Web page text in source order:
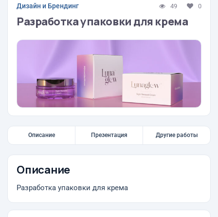
Дизайн и Брендинг 49 0
Разработка упаковки для крема
Описание Презентация Другие работы
Описание
Разработка упаковки для крема